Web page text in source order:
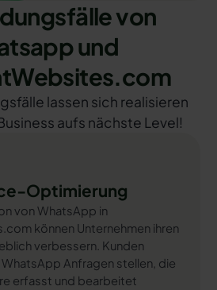
von
und
lassen sich realisieren
aufs nächste Level!
Optimierung
von WhatsApp in
können Unternehmen ihren
verbessern. Kunden
Anfragen stellen, die
erfasst und bearbeitet